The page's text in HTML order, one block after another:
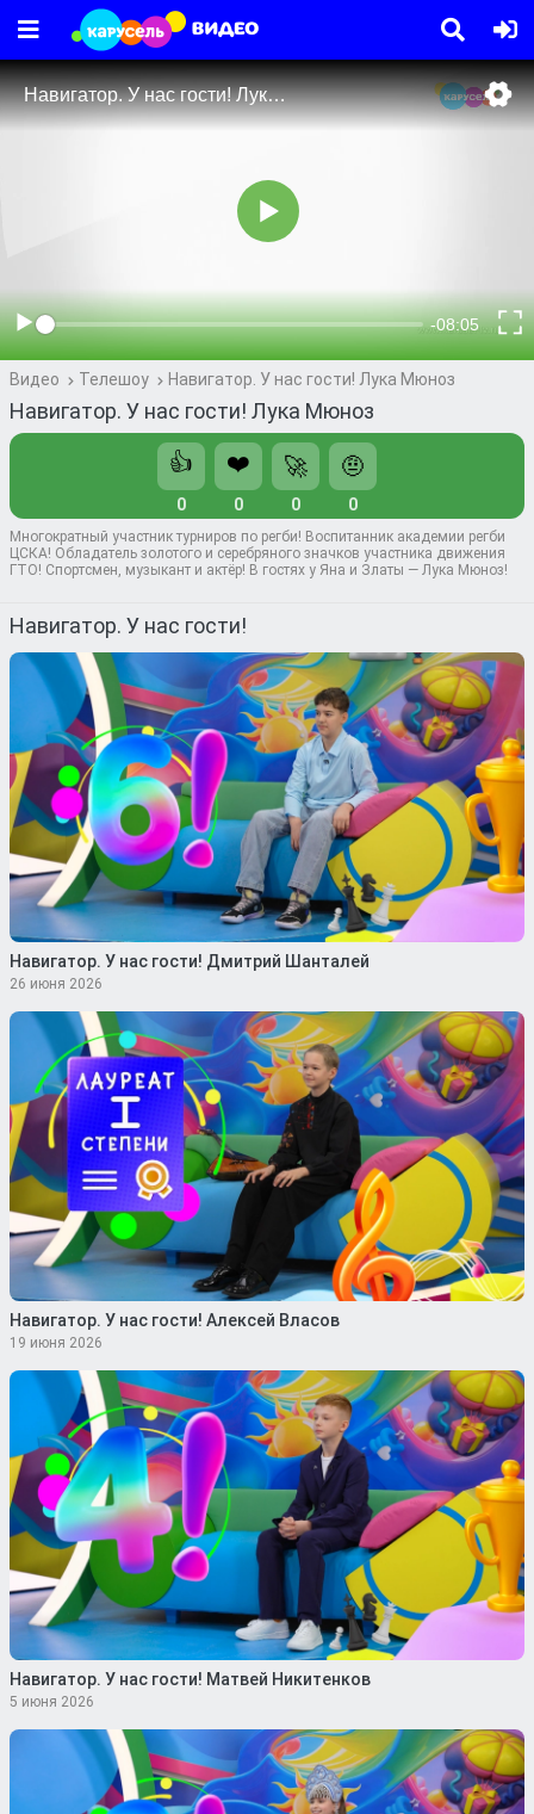
Видео Телешоу Навигатор. У нас гости! Лука Мюноз
Навигатор. У нас гости! Лука Мюноз
👍
0
❤️
0
🚀
0
🤨
0
Многократный участник турниров по регби! Воспитанник академии регби
ЦСКА! Обладатель золотого и серебряного значков участника движения
ГТО! Спортсмен, музыкант и актёр! В гостях у Яна и Златы — Лука Мюноз!
Навигатор. У нас гости!
Навигатор. У нас гости! Дмитрий Шанталей
26 июня 2026
Навигатор. У нас гости! Алексей Власов
19 июня 2026
Навигатор. У нас гости! Матвей Никитенков
5 июня 2026